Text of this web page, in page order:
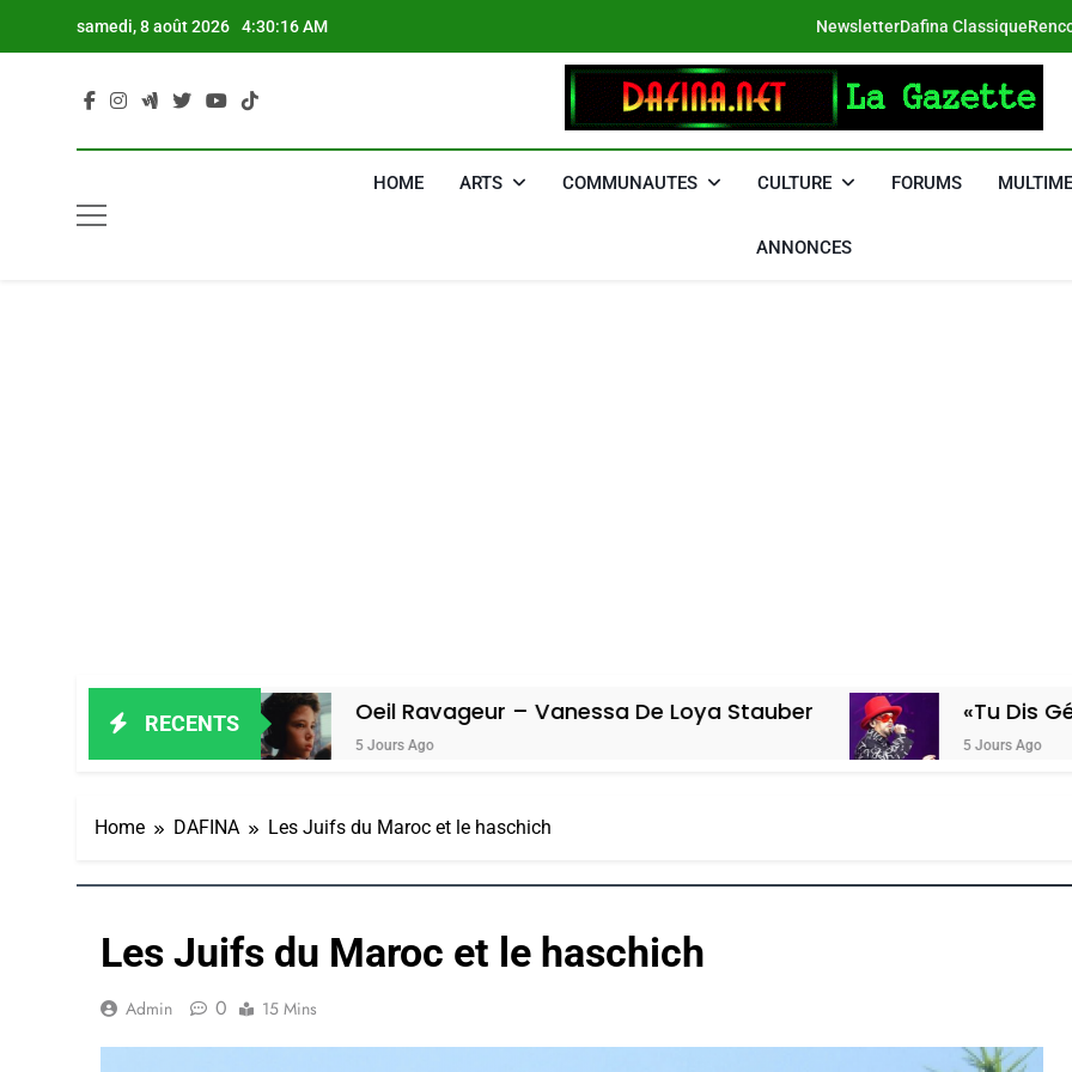
samedi, 8 août 2026 4:30:17 AM NewsletterDafina Classique
DAFINA
HOME ARTS COMMUNAUTES CULTURE FORUMS
ANNONCES
RECENTSOeil Ravageur – Vanessa De Loya Stauber
5 Jours Ago
«Tu Dis Génocide,
5 Jours Ago
Home DAFINA Les Juifs du Maroc et le haschich
Les Juifs du Maroc et le haschich
Admin 0 15 Mins